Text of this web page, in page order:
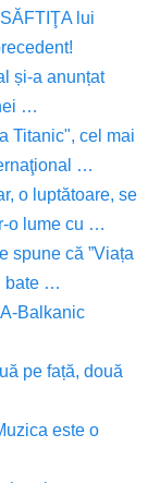
lui
și-a anunțat
…
Titanic", cel mai
…
o luptătoare, se
o lume cu …
spune că ”Viața
bate …
Balkanic
pe față, două
este o